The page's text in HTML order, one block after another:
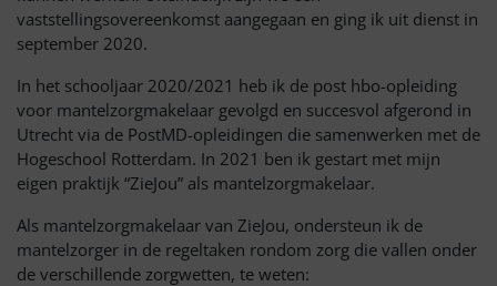
vaststellingsovereenkomst aangegaan en ging ik uit dienst in
september 2020.
In het schooljaar 2020/2021 heb ik de post hbo-opleiding
voor mantelzorgmakelaar gevolgd en succesvol afgerond in
Utrecht via de PostMD-opleidingen die samenwerken met de
Hogeschool Rotterdam. In 2021 ben ik gestart met mijn
eigen praktijk “ZieJou” als mantelzorgmakelaar.
Als mantelzorgmakelaar van ZieJou, ondersteun ik de
mantelzorger in de regeltaken rondom zorg die vallen onder
de verschillende zorgwetten, te weten: